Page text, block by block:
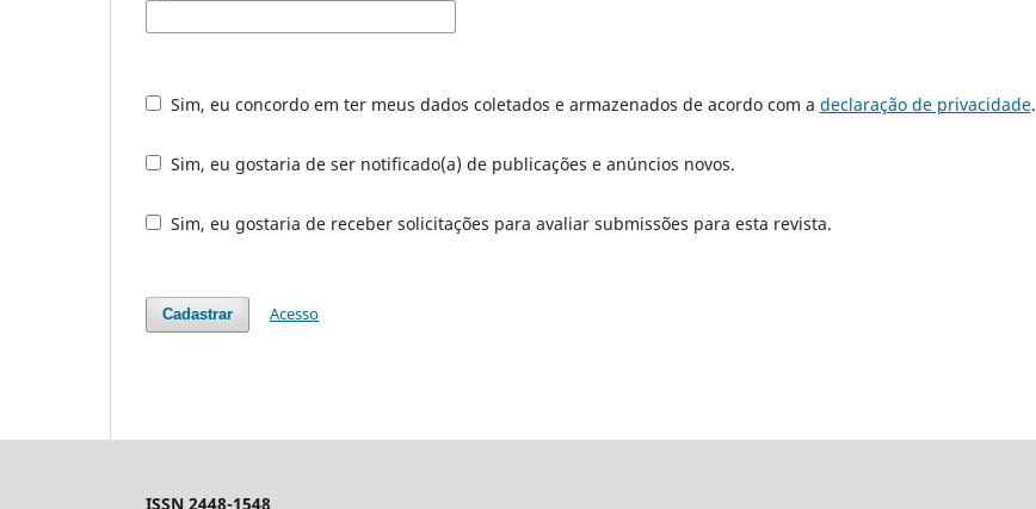
Sim, eu concordo em ter meus dados coletados e armazenados de acordo com a declaração de privacidade.
Sim, eu gostaria de ser notificado(a) de publicações e anúncios novos.
Sim, eu gostaria de receber solicitações para avaliar submissões para esta revista.
Cadastrar Acesso
ISSN 2448-1548